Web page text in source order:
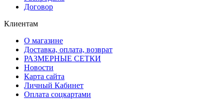
Договор
Клиентам
О магазине
Доставка, оплата, возврат
РАЗМЕРНЫЕ СЕТКИ
Новости
Карта сайта
Личный Кабинет
Оплата соцкартами